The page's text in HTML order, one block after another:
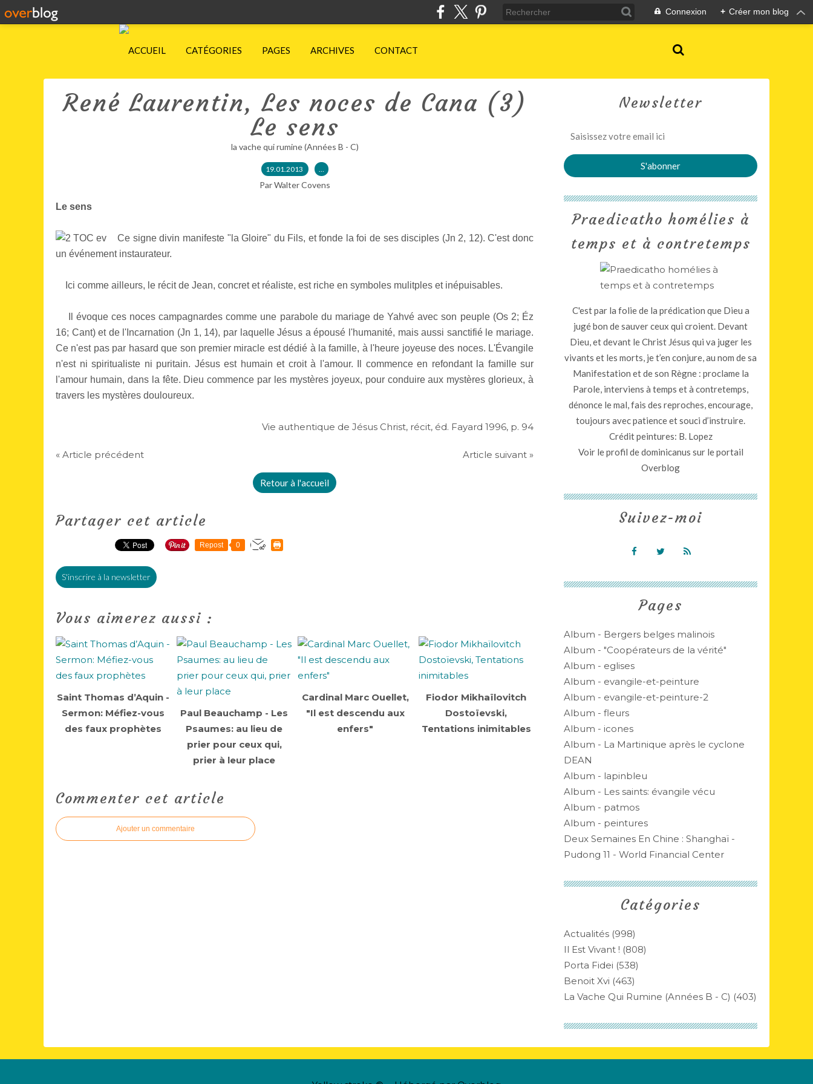
Connexion + Créer mon blog
ACCUEIL CATÉGORIES PAGES ARCHIVES CONTACT
René Laurentin, Les noces de Cana (3)
Le sens
la vache qui rumine (Années B - C)
19.01.2013 …
Par Walter Covens
Le sens
Ce signe divin manifeste "la Gloire" du Fils, et fonde la foi de ses disciples (Jn 2, 12). C'est donc
un événement instaurateur.
Ici comme ailleurs, le récit de Jean, concret et réaliste, est riche en symboles mulitples et inépuisables.
Il évoque ces noces campagnardes comme une parabole du mariage de Yahvé avec son peuple (Os 2; Éz
16; Cant) et de l'Incarnation (Jn 1, 14), par laquelle Jésus a épousé l'humanité, mais aussi sanctifié le mariage.
Ce n'est pas par hasard que son premier miracle est dédié à la famille, à l'heure joyeuse des noces. L'Évangile
n'est ni spiritualiste ni puritain. Jésus est humain et croit à l'amour. Il commence en refondant la famille sur
l'amour humain, dans la fête. Dieu commence par les mystères joyeux, pour conduire aux mystères glorieux, à
travers les mystères douloureux.
Vie authentique de Jésus Christ, récit, éd. Fayard 1996, p. 94
« Article précédent Article suivant »
Retour à l'accueil
Partager cet article
Repost 0
S'inscrire à la newsletter
Vous aimerez aussi :
Saint Thomas d’Aquin -
Sermon: Méfiez-vous
des faux prophètes
Paul Beauchamp - Les
Psaumes: au lieu de
prier pour ceux qui,
prier à leur place
Cardinal Marc Ouellet,
"Il est descendu aux
enfers"
Fiodor Mikhaïlovitch
Dostoïevski,
Tentations inimitables
Commenter cet article
Ajouter un commentaire
Newsletter
Catégories
Actualités (998)
Il Est Vivant ! (808)
Porta Fidei (538)
Benoit Xvi (463)
La Vache Qui Rumine (années B - C) (403)
Pages
Album - Bergers belges malinois
Album - "Coopérateurs de la vérité"
Album - eglises
Album - evangile-et-peinture
Album - evangile-et-peinture-2
Album - fleurs
Album - icones
Album - La Martinique après le cyclone
DEAN
Album - lapinbleu
Album - Les saints: évangile vécu
Album - patmos
Album - peintures
Deux Semaines En Chine : Shanghaï -
Pudong 11 - World Financial Center
Praedicatho homélies à
temps et à contretemps
C'est par la folie de la prédication que Dieu a
jugé bon de sauver ceux qui croient. Devant
Dieu, et devant le Christ Jésus qui va juger les
vivants et les morts, je t’en conjure, au nom de sa
Manifestation et de son Règne : proclame la
Parole, interviens à temps et à contretemps,
dénonce le mal, fais des reproches, encourage,
toujours avec patience et souci d’instruire.
Crédit peintures: B. Lopez
Voir le profil dedominicanus sur le portail
Overblog
Suivez-moi